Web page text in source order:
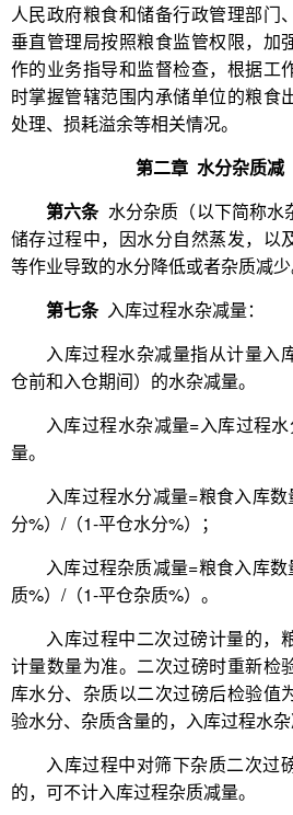
人民政府粮食和储备行政管理部门
垂直管理局按照粮食监管权限，加
作的业务指导和监督检查，根据工
时掌握管辖范围内承储单位的粮食
处理、损耗溢余等相关情况。
第二章 水分杂质减
第六条水分杂质（以下简称水
储存过程中，因水分自然蒸发，以
等作业导致的水分降低或者杂质减少
第七条入库过程水杂减量：
入库过程水杂减量指从计量入
仓前和入仓期间）的水杂减量。
入库过程水杂减量=入库过程
量。
入库过程水分减量=粮食入库
分%）/（1-平仓水分%）；
入库过程杂质减量=粮食入库
质%）/（1-平仓杂质%）。
入库过程中二次过磅计量的，
计量数量为准。二次过磅时重新检
库水分、杂质以二次过磅后检验值
验水分、杂质含量的，入库过程水杂
入库过程中对筛下杂质二次过
的，可不计入库过程杂质减量。